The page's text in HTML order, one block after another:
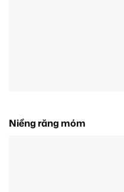
Niềng răng móm